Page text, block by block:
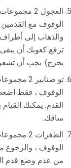
العجول 2 مجموعات من 40
الوقوف مع
والذهاب إلى
ترفع كعوبك أن يبقى
يخرج). يجب أن
تو صنابير 2 مجموعات من 50
الوقوف ، فقط
القدم. يمكنك
ساقك.
الطغرات 2 مجموعات من 20
الوقوف ،
من عدم وضع قدم